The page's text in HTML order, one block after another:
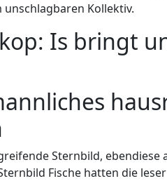
Kollektiv.
Is bringt
Sternbild,
Fische hatten die